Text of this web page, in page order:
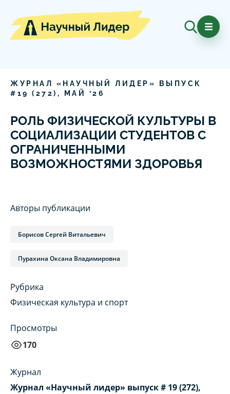
ЖУРНАЛ «НАУЧНЫЙ ЛИДЕР» ВЫПУСК
# 19 ( 272), МАЙ ‘26
РОЛЬ ФИЗИЧЕСКОЙ КУЛЬТУРЫ В
СОЦИАЛИЗАЦИИ СТУДЕНТОВ С
ОГРАНИЧЕННЫМИ
ВОЗМОЖНОСТЯМИ ЗДОРОВЬЯ
Авторы публикации
Борисов Сергей Витальевич
Пурахина Оксана Владимировна
Рубрика
Физическая культура и спорт
Просмотры
170
Журнал
Журнал «Научный лидер» выпуск # 19 (272),